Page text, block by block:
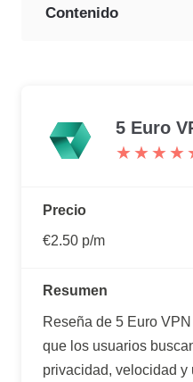
5 Euro
★ ★ ★ ★ ★
★ ★ ★ ★ ★
Precio
€2.50 p/m
Resumen
Reseña de 5 Euro
que los usuarios
privacidad, velocidad y
Contenido